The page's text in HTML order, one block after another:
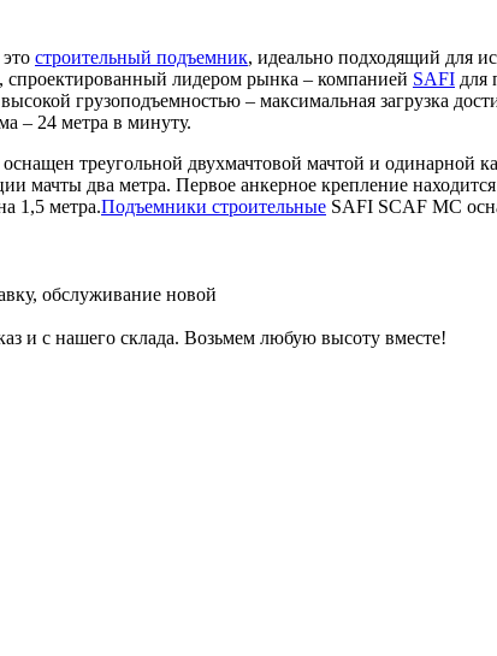
строительный подъемник, идеально подходящий для
лидером рынка – компанией SAFI для
грузоподъемностью – максимальная загрузка
– 24 метра в минуту.
треугольной двухмачтовой мачтой и одинарной
мачты два метра. Первое анкерное крепление
1,5 метра.Подъемники строительные SAFI SCAF MC
обслуживание новой
и с нашего склада. Возьмем любую высоту вместе!